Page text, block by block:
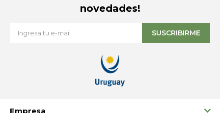
Empresa
novedades!
SUSCRIBIRME